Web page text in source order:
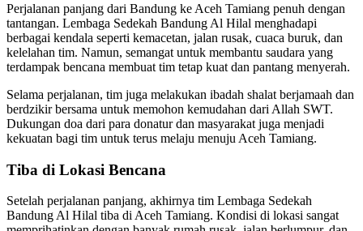
Perjalanan panjang dari Bandung ke Aceh Tamiang penuh dengan
tantangan. Lembaga Sedekah Bandung Al Hilal menghadapi
berbagai kendala seperti kemacetan, jalan rusak, cuaca buruk, dan
kelelahan tim. Namun, semangat untuk membantu saudara yang
terdampak bencana membuat tim tetap kuat dan pantang menyerah.
Selama perjalanan, tim juga melakukan ibadah shalat berjamaah dan
berdzikir bersama untuk memohon kemudahan dari Allah SWT.
Dukungan doa dari para donatur dan masyarakat juga menjadi
kekuatan bagi tim untuk terus melaju menuju Aceh Tamiang.
Tiba di Lokasi Bencana
Setelah perjalanan panjang, akhirnya tim Lembaga Sedekah
Bandung Al Hilal tiba di Aceh Tamiang. Kondisi di lokasi sangat